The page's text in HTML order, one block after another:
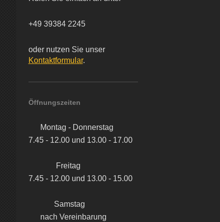
+49 39384 2245
oder nutzen Sie unser
Kontaktformular.
Öffnungszeiten
Montag - Donnerstag
7.45 - 12.00 und 13.00 - 17.00
Freitag
7.45 - 12.00 und 13.00 - 15.00
Samstag
nach Vereinbarung